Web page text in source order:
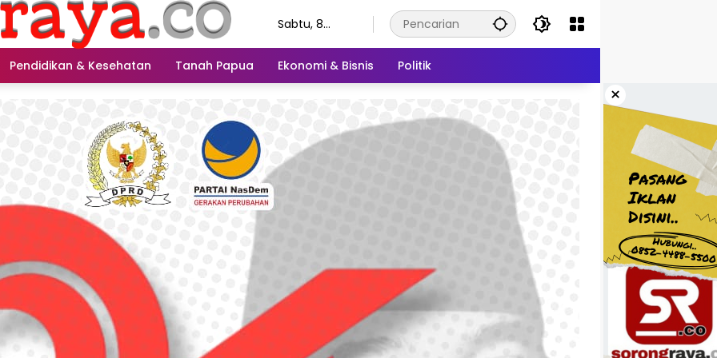
Sabtu, 8
Pendidikan & Kesehatan Tanah Papua Ekonomi & Bisnis Politik
×